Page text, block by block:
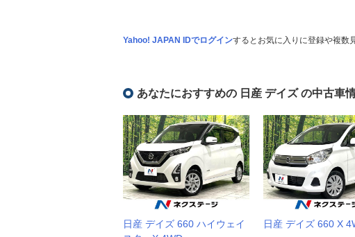
Yahoo! JAPAN IDでログインするとお気に入りに登録や複数
あなたにおすすめの 日産 デイズ の中古車
日産 デイズ 660 ハイウェイ
日産 デイズ 660 X